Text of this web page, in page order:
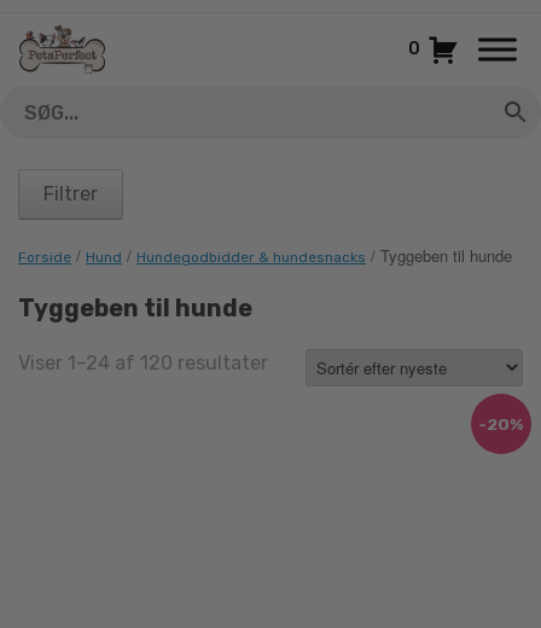
indhold
0
Forside / Hund / Hundegodbidder & hundesnacks / Tyggeben til hunde
Tyggeben til hunde
Viser 1–24 af 120 resultaterSorted
-20%
Filtrer